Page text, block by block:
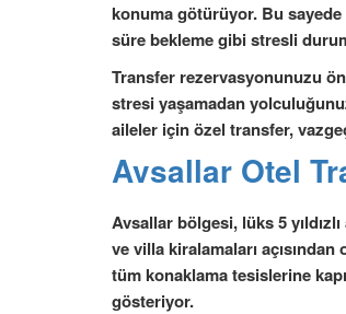
konuma götürüyor. Bu
süre bekleme gibi stresli
Transfer rezervasyonunuzu
stresi yaşamadan
aileler için özel transfer,
Avsallar Otel
Avsallar bölgesi, lüks 5
ve villa kiralamaları
tüm konaklama tesislerine
gösteriyor.